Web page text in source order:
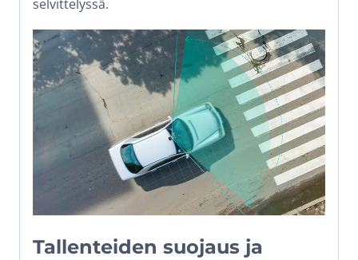
selvittelyssä.
Tallenteiden suojaus ja